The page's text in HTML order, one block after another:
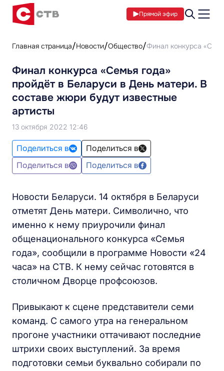
Прямой эфир
Главная страница Новости Общество Финал конкурса
Финал конкурса «Семья года»
пройдёт в Беларуси в День матери. В
составе жюри будут известные
артисты
13 октября 2022 12:46
Поделиться в
Поделиться в
Поделиться в
Поделиться в
Новости Беларуси. 14 октября в Беларуси
отметят День матери. Символично, что
именно к нему приурочили финал
общенационального конкурса «Семья
года», сообщили в программе Новости «24
часа» на СТВ. К нему сейчас готовятся в
столичном Дворце профсоюзов.
Привыкают к сцене представители семи
команд. С самого утра на генеральном
прогоне участники оттачивают последние
штрихи своих выступлений. За время
подготовки семьи буквально собирали по